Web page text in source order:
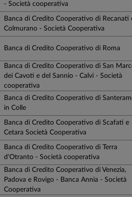
- Società cooperativa
Banca di Credito Cooperativo di Recanati
Colmurano - Società Cooperativa
Banca di Credito Cooperativo di Roma
Banca di Credito Cooperativo di San
dei Cavoti e del Sannio - Calvi - Società
cooperativa
Banca di Credito Cooperativo di
in Colle
Banca di Credito Cooperativo di Scafati e
Cetara Società Cooperativa
Banca di Credito Cooperativo di Terra
d'Otranto - Società cooperativa
Banca di Credito Cooperativo di Venezia,
Padova e Rovigo - Banca Annia - Società
Cooperativa